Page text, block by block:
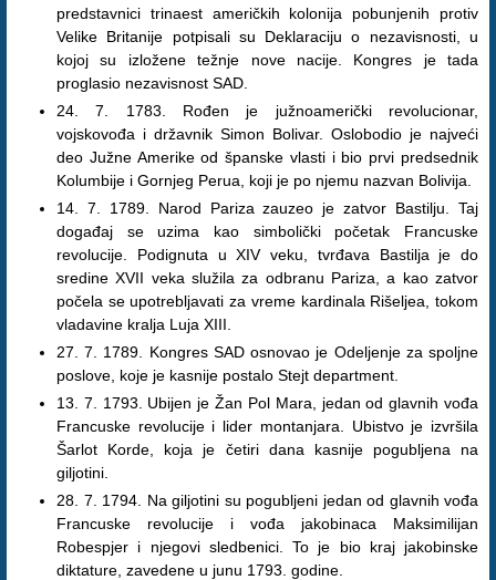
predstavnici trinaest američkih kolonija pobunjenih protiv
Velike Britanije potpisali su Deklaraciju o nezavisnosti, u
kojoj su izložene težnje nove nacije. Kongres je tada
proglasio nezavisnost SAD.
24. 7. 1783. Rođen je južnoamerički revolucionar,
vojskovođa i državnik Simon Bolivar. Oslobodio je najveći
deo Južne Amerike od španske vlasti i bio prvi predsednik
Kolumbije i Gornjeg Perua, koji je po njemu nazvan Bolivija.
14. 7. 1789. Narod Pariza zauzeo je zatvor Bastilju. Taj
događaj se uzima kao simbolički početak Francuske
revolucije. Podignuta u XIV veku, tvrđava Bastilja je do
sredine XVII veka služila za odbranu Pariza, a kao zatvor
počela se upotrebljavati za vreme kardinala Rišeljea, tokom
vladavine kralja Luja XIII.
27. 7. 1789. Kongres SAD osnovao je Odeljenje za spoljne
poslove, koje je kasnije postalo Stejt department.
13. 7. 1793. Ubijen je Žan Pol Mara, jedan od glavnih vođa
Francuske revolucije i lider montanjara. Ubistvo je izvršila
Šarlot Korde, koja je četiri dana kasnije pogubljena na
giljotini.
28. 7. 1794. Na giljotini su pogubljeni jedan od glavnih vođa
Francuske revolucije i vođa jakobinaca Maksimilijan
Robespjer i njegovi sledbenici. To je bio kraj jakobinske
diktature, zavedene u junu 1793. godine.